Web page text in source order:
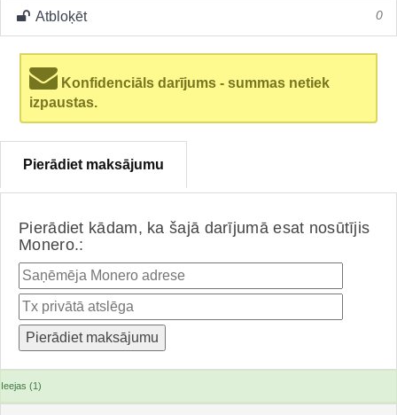
Atbloķēt 0
Konfidenciāls darījums - summas netiek
izpaustas.
Pierādiet maksājumu
Pierādiet kādam, ka šajā darījumā esat nosūtījis
Monero.:
Ieejas (1)